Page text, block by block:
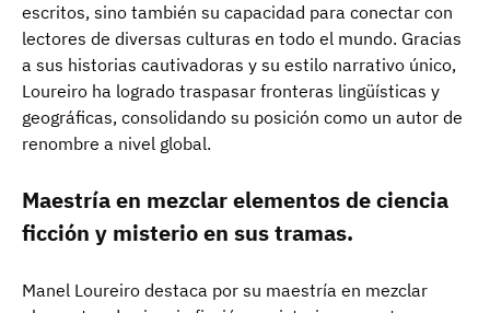
escritos, sino también su capacidad para conectar con
lectores de diversas culturas en todo el mundo. Gracias
a sus historias cautivadoras y su estilo narrativo único,
Loureiro ha logrado traspasar fronteras lingüísticas y
geográficas, consolidando su posición como un autor de
renombre a nivel global.
Maestría en mezclar elementos de ciencia
ficción y misterio en sus tramas.
Manel Loureiro destaca por su maestría en mezclar